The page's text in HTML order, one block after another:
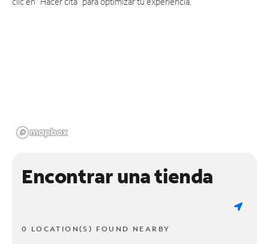
Encontrar una tienda
0 LOCATION(S) FOUND NEARBY